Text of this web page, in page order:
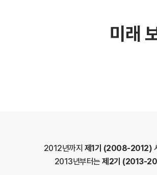
미래
2012년까지 제1기 (2008-2012)
2013년부터는제2기 (2013-